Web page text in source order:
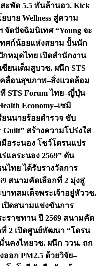
ะพัด 5.5 พันล้านอว. Kick
บาย Wellness สู่ความ
ดปัจฉิมนิเทศ “Young จะ
ทศก์น้อยแห่งสยาม ปั้นนัก
กหมุดไทย เปิดสำนักงาน
ซียนเต็มสูบวช. ผนึก STS
คลื่อนสุขภาพ–สิ่งแวดล้อม
ที STS Forum ไทย–ญี่ปุ่น
Economy–เซมิ
ยนนายร้อยตำรวจ ขับ
สร้างความโปร่งใส
มือระนอง โชว์โดรนแปร
แลระนอง 2569” ดัน
ไทย ได้รับรางวัลการ
สนามคัดเลือกที่ 2 มุ่งสู่
าทสมเด็จพระเจ้าอยู่หัววช.
ปิดสนามแข่งขันการ
ราชทาน ปี 2569 สนามคัด
2 เปิดศูนย์พัฒนา “โดรน
นคงไทยวช. ผนึก ววน. ถก
อก PM2.5 ด้วยวิจัย–